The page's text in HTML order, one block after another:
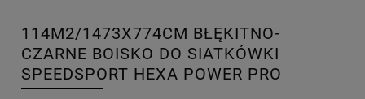
114M2/1473X774CM BŁĘKITNO-
CZARNE BOISKO DO SIATKÓWKI
SPEEDSPORT HEXA POWER PRO